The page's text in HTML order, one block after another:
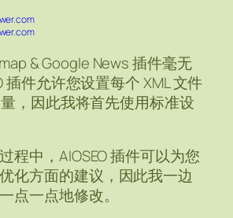
& Google News 插件毫无
插件允许您设置每个 XML 文件
量，因此我将首先使用标准设
程中，AIOSEO 插件可以为您
化方面的建议，因此我一边
点一点地修改。